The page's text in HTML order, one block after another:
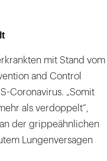
mit Stand vom
and Control
Coronavirus. „Somit
als verdoppelt“,
der grippeähnlichen
Lungenversagen